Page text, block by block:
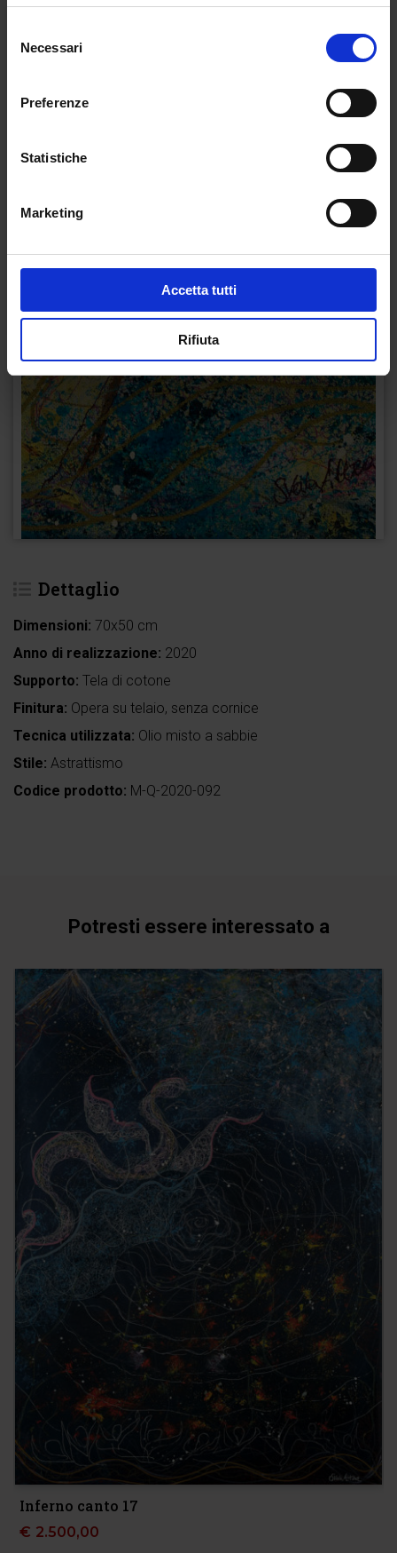
delNecessari
Preferenze
Statistiche
Marketing
Accetta tutti
Rifiuta
Dettaglio
Dimensioni: 70x50 cm
Anno di realizzazione: 2020
Supporto: Tela di cotone
Finitura: Opera su telaio, senza cornice
Tecnica utilizzata: Olio misto a sabbie
Stile: Astrattismo
Codice prodotto: M-Q-2020-092
Potresti essere interessato a
Inferno canto 17
€ 2.500,00